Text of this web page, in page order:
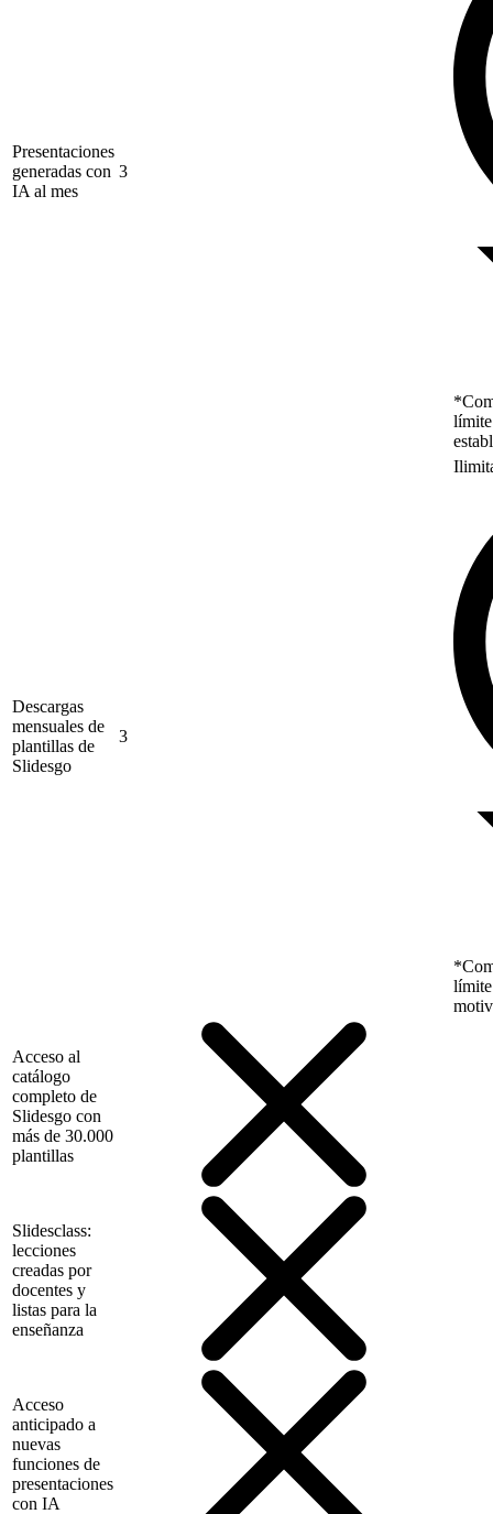
Presentaciones
generadas con
IA al mes
3
Descargas
mensuales de
plantillas de
Slidesgo
3
límite
Acceso al
catálogo
completo de
Slidesgo con
más de 30.000
plantillas
Slidesclass:
lecciones
creadas por
docentes y
listas para la
enseñanza
Acceso
anticipado a
nuevas
funciones de
presentaciones
con IA